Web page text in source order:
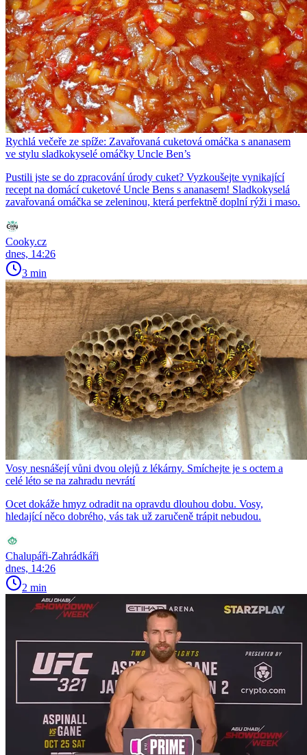
Rychlá večeře ze spíže: Zavařovaná cuketová omáčka s ananasem
ve stylu sladkokyselé omáčky Uncle Ben’s
Pustili jste se do zpracování úrody cuket? Vyzkoušejte vynikající
recept na domácí cuketové Uncle Bens s ananasem! Sladkokyselá
zavařovaná omáčka se zeleninou, která perfektně doplní rýži i maso.
Cooky.cz
dnes, 14:26
3 min
Vosy nesnášejí vůni dvou olejů z lékárny. Smíchejte je s octem a
celé léto se na zahradu nevrátí
Ocet dokáže hmyz odradit na opravdu dlouhou dobu. Vosy,
hledající něco dobrého, vás tak už zaručeně trápit nebudou.
Chalupáři-Zahrádkáři
dnes, 14:26
2 min